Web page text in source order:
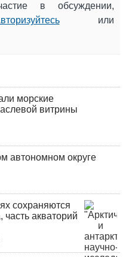
в обсуждении,
или
морские
витрины
автономном округе
сохраняются
акваторий